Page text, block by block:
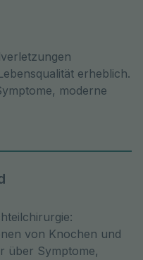
erheblich.
moderne
von Knochen und
über Symptome,